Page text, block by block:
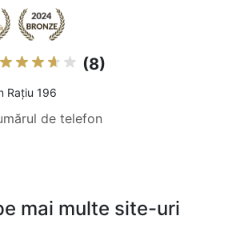
(8)
Rațiu 196
de telefon
mai multe site-uri